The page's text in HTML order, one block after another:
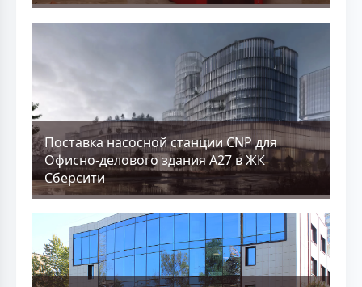
Поставка насосной станции CNP для
Офисно-делового здания А27 в ЖК
Сберсити